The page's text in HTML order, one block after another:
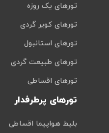
تورهای یک روزه
تورهای کویر گردی
تورهای استانبول
تورهای طبیعت گردی
تورهای اقساطی
تورهای پرطرفدار
بلیط هواپیما اقساطی